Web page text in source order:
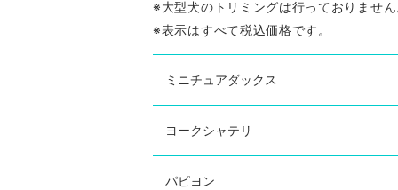
※大型犬のトリミングは行っておりませ
※表示はすべて税込価格です。
ミニチュアダックス
ヨークシャテリ
パピヨン